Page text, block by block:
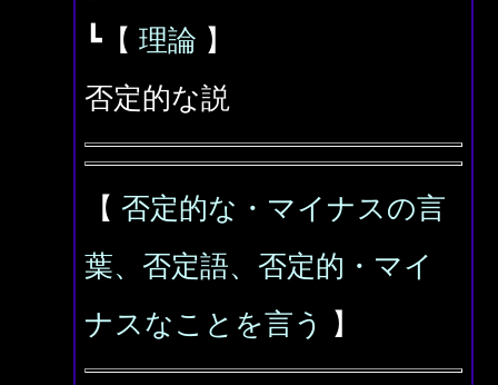
┗【 理論 】
否定的な説
【 否定的な・マイナスの言
葉、否定語、否定的・マイ
ナスなことを言う
】